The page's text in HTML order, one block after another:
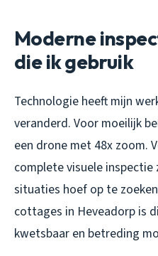
Moderne
die ik gebruik
Technologie heeft mijn
veranderd. Voor moeilijk
een drone met 48x zoom.
complete visuele
situaties hoef op te
cottages in Heveadorp is
kwetsbaar en betreding